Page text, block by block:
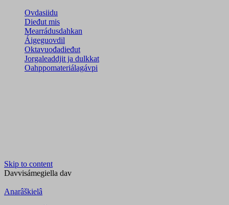
Ovdasiidu
Dieđut mis
Mearrádusdahkan
Áigeguovdil
Oktavuođadieđut
Jorgaleaddjit ja dulkkat
Oahppomateriálagávpi
Skip to content
Davvisámegiella dav
Anarâškielâ